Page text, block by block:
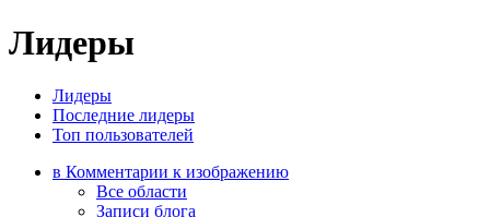
Лидеры
Лидеры
Последние лидеры
Топ пользователей
в Комментарии к изображению
Все области
Записи блога